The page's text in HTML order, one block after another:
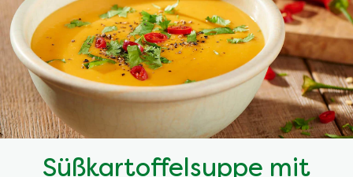
Süßkartoffelsuppe mit